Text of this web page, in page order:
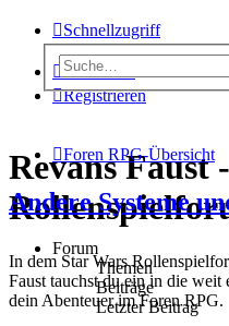
Schnellzugriff
Anmelden
Registrieren
Revans Faust
In dem Star Wars
Faust tauchst du ein in die weit
dein Abenteuer im Foren RPG.
Foren RPG-Übersicht
Andere Systeme
Forum
Themen
Beiträge
Letzter Beitrag